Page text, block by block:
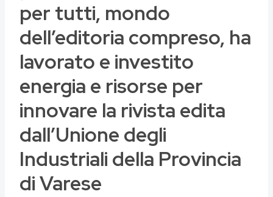
per tutti, mondo
dell’editoria compreso, ha
lavorato e investito
energia e risorse per
innovare la rivista edita
dall’Unione degli
Industriali della Provincia
di Varese